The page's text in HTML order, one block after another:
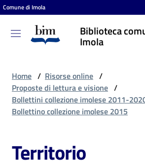
Vai al contenuto
Vai alla navigazione
Vai al footer
Comune di Imola
Biblioteca
Imola
Biblioteca
comunale
Entra
Cosa
puoi
Home / Risorse online /
Proposte di lettura e visione /
Bollettini collezione imolese 2011-
Bollettino collezione imolese 2015
Territorio